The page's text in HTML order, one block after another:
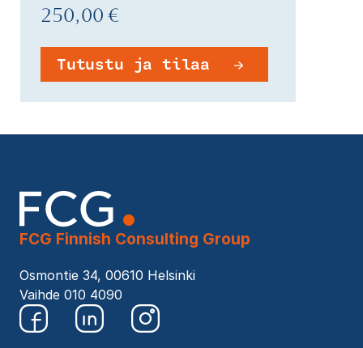
250,00 €
Tutustu ja tilaa
FCG Finnish Consulting Group
Osmontie 34, 00610 Helsinki
Vaihde 010 4090